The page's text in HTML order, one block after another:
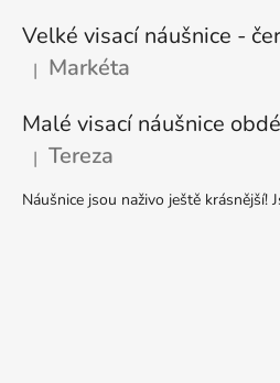
Velké visací náušnice -
Hodnocení produktu je 5 z 5
| Markéta
Hodnocení produktu je 5 z 5
| Tereza
Náušnice jsou naživo ještě krásnější!